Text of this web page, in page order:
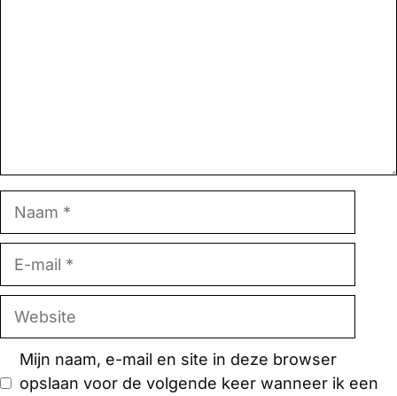
Website
Mijn naam, e-mail en site in deze browser
opslaan voor de volgende keer wanneer ik een